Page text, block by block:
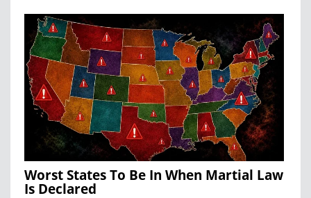
Worst States To Be In When Martial Law
Is Declared